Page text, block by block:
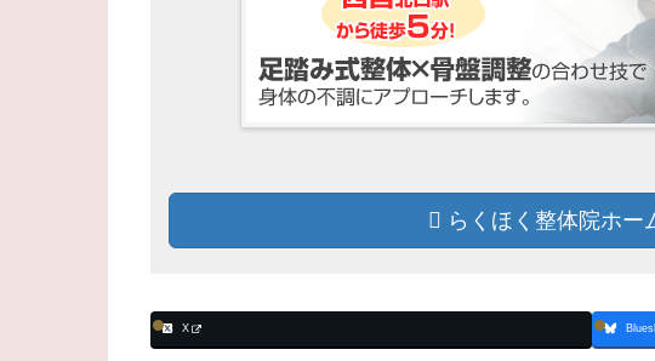
らくほく整体院ホー
X